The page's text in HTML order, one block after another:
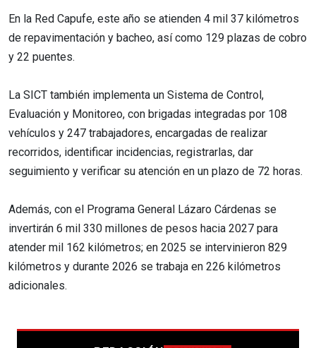
En la Red Capufe, este año se atienden 4 mil 37 kilómetros
de repavimentación y bacheo, así como 129 plazas de cobro
y 22 puentes.
La SICT también implementa un Sistema de Control,
Evaluación y Monitoreo, con brigadas integradas por 108
vehículos y 247 trabajadores, encargadas de realizar
recorridos, identificar incidencias, registrarlas, dar
seguimiento y verificar su atención en un plazo de 72 horas.
Además, con el Programa General Lázaro Cárdenas se
invertirán 6 mil 330 millones de pesos hacia 2027 para
atender mil 162 kilómetros; en 2025 se intervinieron 829
kilómetros y durante 2026 se trabaja en 226 kilómetros
adicionales.